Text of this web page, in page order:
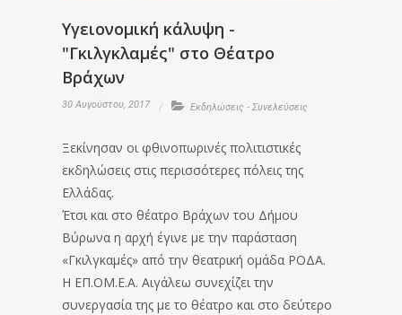
Υγειονομική κάλυψη -
"Γκιλγκλαμές" στο Θέατρο
Βράχων
30 Αυγούστου, 2017 Εκδηλώσεις - Συνελεύσεις
Ξεκίνησαν οι φθινοπωρινές πολιτιστικές
εκδηλώσεις στις περισσότερες πόλεις της
Ελλάδας.
Έτσι και στο θέατρο Βράχων του Δήμου
Βύρωνα η αρχή έγινε με την παράσταση
«Γκιλγκαμές» από την θεατρική ομάδα ΡΟΔΑ.
Η ΕΠ.ΟΜ.Ε.Α. Αιγάλεω συνεχίζει την
συνεργασία της με το θέατρο και στο δεύτερο